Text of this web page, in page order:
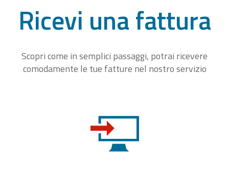
Ricevi una fattura
Scopri come in semplici passaggi, potrai ricevere
comodamente le tue fatture nel nostro servizio